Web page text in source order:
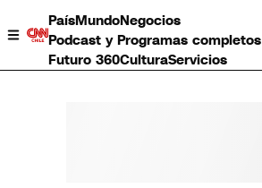
PaísMundoNegocios
Podcast y Programas completos
Futuro 360CulturaServicios